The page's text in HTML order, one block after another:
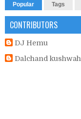
Popular Tags
CONTRIBUTORS
DJ Hemu
Dalchand kushwah